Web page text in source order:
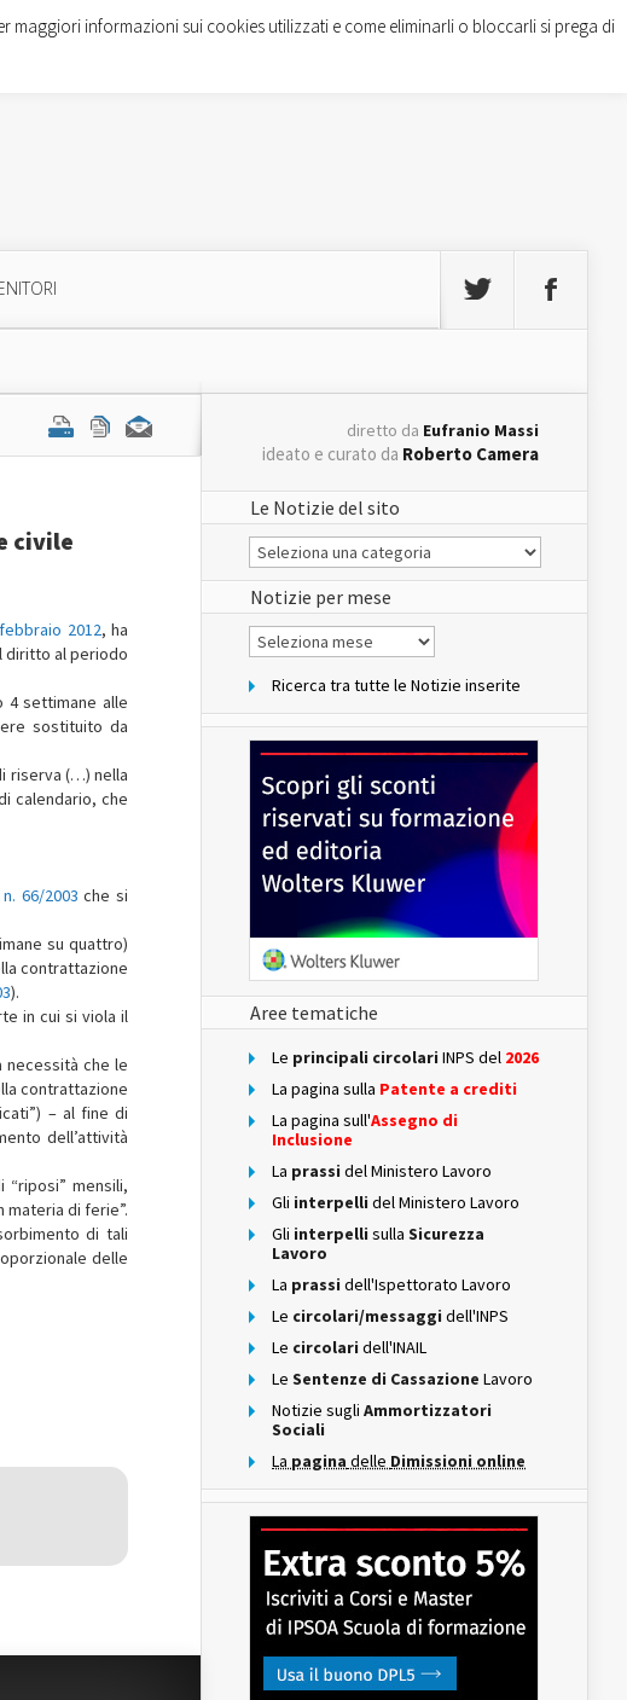
civile
2012, ha
diritto al periodo
4 settimane alle
sostituito da
riserva (…) nella
calendario, che
n. 66/2003 che si
su quattro)
contrattazione
).
in cui si viola il
necessità che le
contrattazione
– al fine di
dell’attività
mensili,
di ferie”.
di tali
delle
diretto da Eufranio Massi
ideato e curato da Roberto Camera
Le Notizie del sito
Le
Notizie
del
sito
Notizie per mese
Notizie
per
Ricerca tra tutte le Notizie inserite
Aree tematiche
Le principali circolari INPS del 2026
La pagina sulla Patente a crediti
La pagina sull'Assegno di
Inclusione
La prassi del Ministero Lavoro
Gli interpelli del Ministero Lavoro
Gli interpelli sulla Sicurezza
Lavoro
La prassi dell'Ispettorato Lavoro
Le circolari/messaggi dell'INPS
Le circolari dell'INAIL
Le Sentenze di Cassazione Lavoro
Notizie sugli Ammortizzatori
Sociali
La pagina delle Dimissioni online
informazioni sui cookies utilizzati e come eliminarli o bloccarli si prega di